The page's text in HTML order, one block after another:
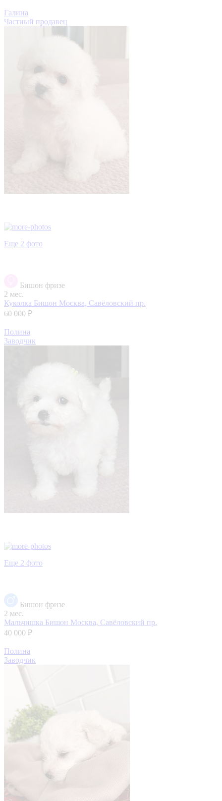
Галина
Частный продавец
Еще 2 фото
Бишон фризе
2 мес.
Куколка Бишон Москва, Савёловский пр.
60 000 ₽
Полина
Заводчик
Еще 2 фото
Бишон фризе
2 мес.
Мальчишка Бишон Москва, Савёловский пр.
40 000 ₽
Полина
Заводчик